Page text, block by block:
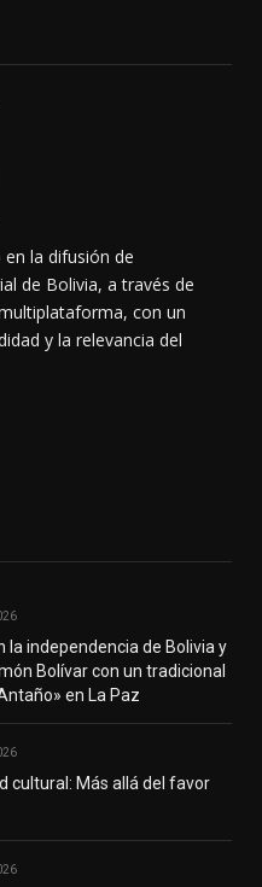
la difusión de
de Bolivia, a través de
con un
y la relevancia del
la independencia de Bolivia y
Bolívar con un tradicional
en La Paz
cultural: Más allá del favor